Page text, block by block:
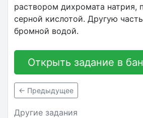
раствором дихромата натрия,
серной кислотой. Другую часть
бромной водой.
Открыть задание в
← Предыдущее
Другие задания